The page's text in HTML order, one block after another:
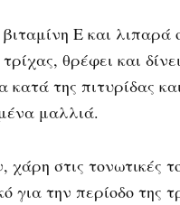
Ε και λιπαρά
θρέφει και
κατά της πιτυρίδας
μαλλιά.
χάρη στις τονωτικές
για την περίοδο της